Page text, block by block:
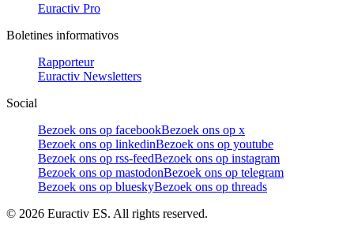
Euractiv Pro
Boletines informativos
Rapporteur
Euractiv Newsletters
Social
Bezoek ons op facebookBezoek ons op x
Bezoek ons op linkedinBezoek ons op youtube
Bezoek ons op rss-feedBezoek ons op instagram
Bezoek ons op mastodonBezoek ons op telegram
Bezoek ons op blueskyBezoek ons op threads
© 2026 Euractiv ES. All rights reserved.